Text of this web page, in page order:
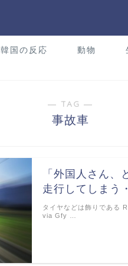
韓国の反応 動物
― TAG ―
事故車
「外国人さん、
走行してしまう
タイヤなどは飾りである
via Gfy …